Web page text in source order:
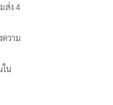
ส่ง 4
ความ
ใน